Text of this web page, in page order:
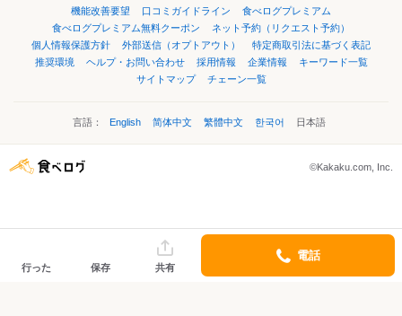
機能改善要望
口コミガイドライン
食べログプレミアム
食べログプレミアム無料クーポン
ネット予約（リクエスト予約）
個人情報保護方針
外部送信（オプトアウト）
特定商取引法に基づく表記
推奨環境
ヘルプ・お問い合わせ 採用情報 企業情報
キーワード一覧
サイトマップ
チェーン一覧
言語： English 简体中文 繁體中文 한국어 日本語
©Kakaku.com, Inc.
行った 保存 共有
電話